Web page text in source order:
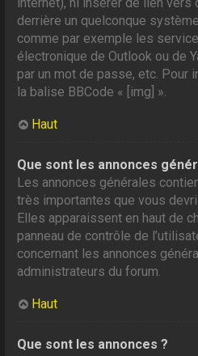
derrière un quelconque
comme par exemple les
électronique de Outlook ou de
par un mot de passe, etc. Pour
la balise BBCode « [img] ».
Haut
Que sont les annonces
Les annonces générales
très importantes que vous
Elles apparaissent en haut de
panneau de contrôle de
concernant les annonces
administrateurs du forum.
Haut
Que sont les annonces ?